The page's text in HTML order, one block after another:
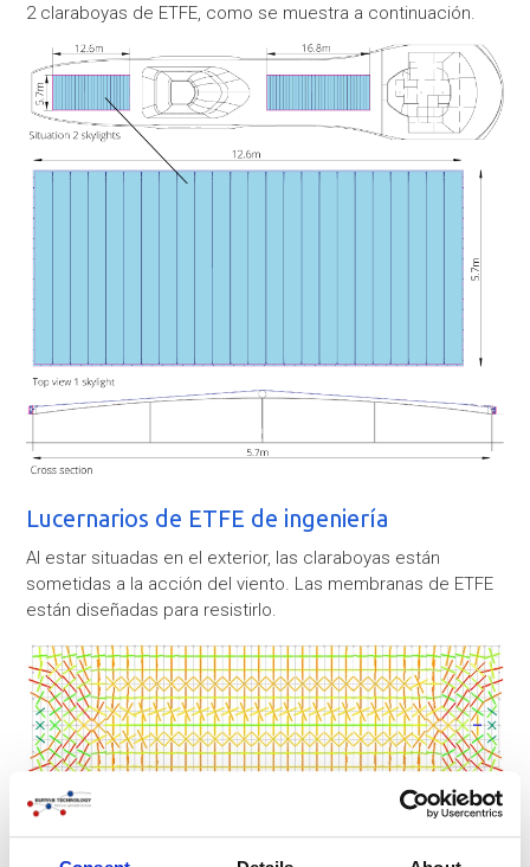
2 claraboyas de ETFE, como se muestra a continuación.
Lucernarios de ETFE de ingeniería
Al estar situadas en el exterior, las claraboyas están
sometidas a la acción del viento. Las membranas de ETFE
están diseñadas para resistirlo.